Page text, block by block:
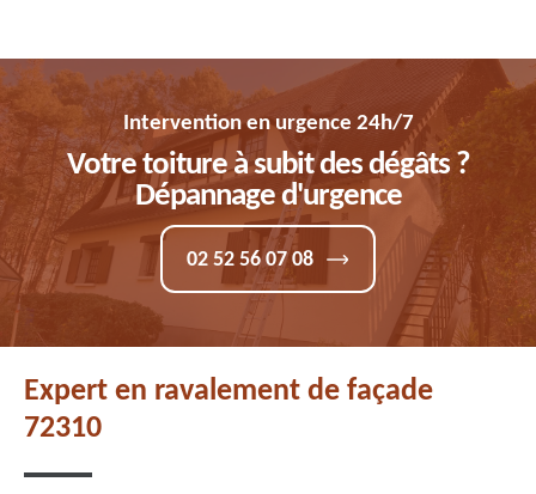
Intervention en urgence 24h/7
Votre toiture à subit des dégâts ?
Dépannage d'urgence
02 52 56 07 08
Expert en ravalement de façade
72310